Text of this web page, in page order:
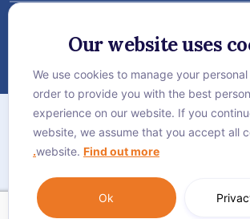
Follow Vejthani
العربية
Our website uses
We use cookies to manage your
order to provide you with the best
experience on our website. If you
website, we assume that you accept all
website. Find out more.
Ok